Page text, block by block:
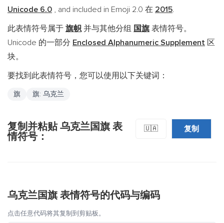
Unicode 6.0 , and included in Emoji 2.0 在 2015.
此表情符号属于 旗帜并与其他分组 国旗 表情符号。
Unicode 的一部分 Enclosed Alphanumeric Supplement 区
块。
要找到此表情符号，您可以使用以下关键词：
旗 旗: 乌克兰
复制并粘贴 乌克兰国旗 表
情符号：
🇺🇦 复制
乌克兰国旗 表情符号的代码与编码
点击任意代码将其复制到剪贴板。